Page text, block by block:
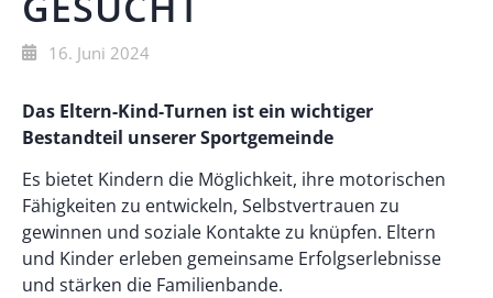
16. Juni 2024
Das Eltern-Kind-Turnen ist ein wichtiger
Bestandteil unserer Sportgemeinde
Es bietet Kindern die Möglichkeit, ihre motorischen
Fähigkeiten zu entwickeln, Selbstvertrauen zu
gewinnen und soziale Kontakte zu knüpfen. Eltern
und Kinder erleben gemeinsame Erfolgserlebnisse
und stärken die Familienbande.